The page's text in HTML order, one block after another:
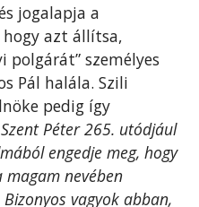
jogalapja a
azt állítsa,
polgárát” személyes
Pál halála. Szili
pedig így
Péter 265. utódjául
engedje meg, hogy
magam nevében
vagyok abban,